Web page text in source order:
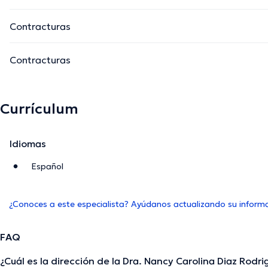
Contracturas
Contracturas
Currículum
Idiomas
Español
¿Conoces a este especialista? Ayúdanos actualizando su
FAQ
¿Cuál es la dirección de la Dra. Nancy Carolina Diaz